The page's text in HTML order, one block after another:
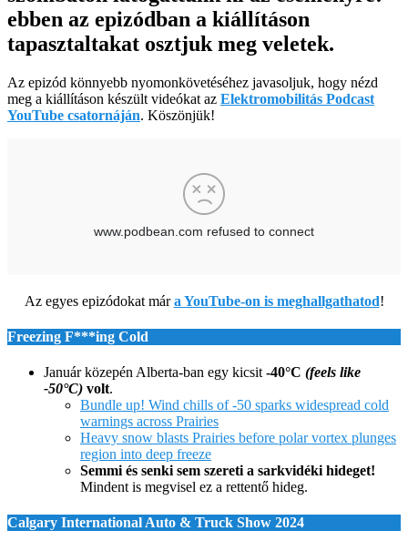
ebben az epizódban a kiállításon
tapasztaltakat osztjuk meg veletek.
Az epizód könnyebb nyomonkövetéséhez javasoljuk, hogy nézd
meg a kiállításon készült videókat az Elektromobilitás Podcast
YouTube csatornáján. Köszönjük!
Az egyes epizódokat mára YouTube-on is meghallgathatod!
Freezing F***ing Cold
Január közepén Alberta-ban egy kicsit -40°C (feels like
-50°C) volt.
Bundle up! Wind chills of -50 sparks widespread cold
warnings across Prairies
Heavy snow blasts Prairies before polar vortex plunges
region into deep freeze
Semmi és senki sem szereti a sarkvidéki hideget!
Mindent is megvisel ez a rettentő hideg.
Calgary International Auto & Truck Show 2024